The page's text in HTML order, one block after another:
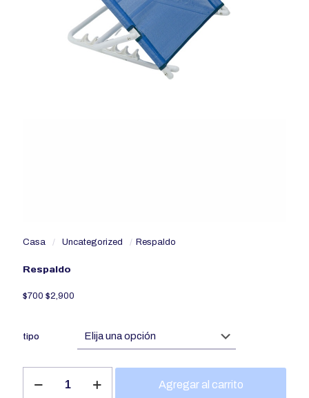
Casa / Uncategorized / Respaldo
Respaldo
$700 $2,900
tipo
cantidad
Agregar al carrito